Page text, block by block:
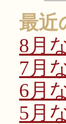
最近
8月
7月
6月
5月